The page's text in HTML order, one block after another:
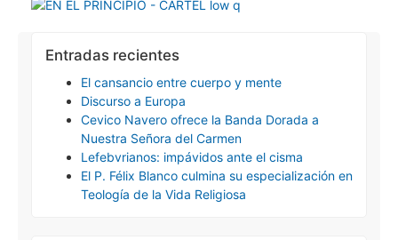
Entradas recientes
El cansancio entre cuerpo y mente
Discurso a Europa
Cevico Navero ofrece la Banda Dorada a
Nuestra Señora del Carmen
Lefebvrianos: impávidos ante el cisma
El P. Félix Blanco culmina su especialización en
Teología de la Vida Religiosa